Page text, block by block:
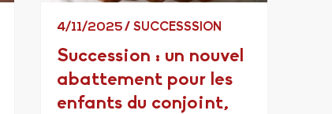
4/11/2025/ SUCCESSSION
Succession : un nouvel
abattement pour les
enfants du conjoint,